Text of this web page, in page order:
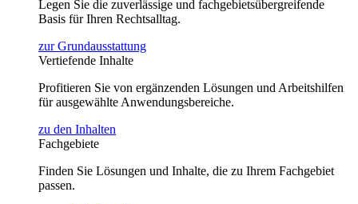
Legen Sie die zuverlässige und fachgebietsübergreifende
Basis für Ihren Rechtsalltag.
zur Grundausstattung
Vertiefende Inhalte
Profitieren Sie von ergänzenden Lösungen und Arbeitshilfen
für ausgewählte Anwendungsbereiche.
zu den Inhalten
Fachgebiete
Finden Sie Lösungen und Inhalte, die zu Ihrem Fachgebiet
passen.